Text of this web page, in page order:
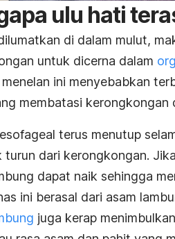
ulu hati
di dalam mulut,
untuk dicerna dalam
menelan ini menyebabkan
membatasi kerongkongan
terus menutup
turun dari kerongkongan.
dapat naik sehingga
ini berasal dari asam
juga kerap